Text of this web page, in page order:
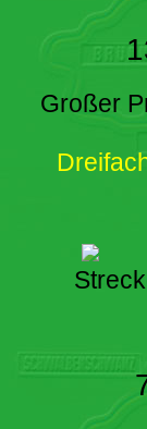
Großer